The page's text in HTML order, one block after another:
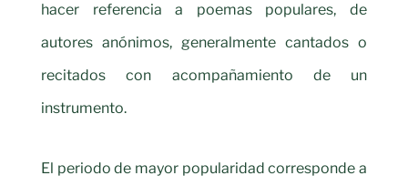
hacer referencia a poemas populares, de
autores anónimos, generalmente cantados o
recitados con acompañamiento de un
instrumento.
El periodo de mayor popularidad corresponde a